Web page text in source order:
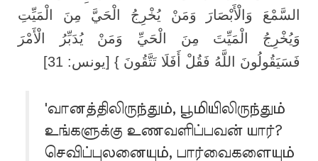
السَّمْعَ وَالْأَبْصَارَ وَمَنْ يُخْرِجُ الْحَيَّ مِنَ الْمَيِّتِ
وَيُخْرِجُ الْمَيِّتَ مِنَ الْحَيِّ وَمَنْ يُدَبِّرُ الْأَمْرَ
فَسَيَقُولُونَ اللَّهُ فَقُلْ أَفَلَا تَتَّقُونَ } [يونس: 31]
'வானத்திலிருந்தும், பூமியிலிருந்தும்
உங்களுக்கு உணவளிப்பவன் யார்?
செவிப்புலனையும், பார்வைகளையும்